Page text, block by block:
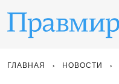
ГЛАВНАЯ НОВОСТИ